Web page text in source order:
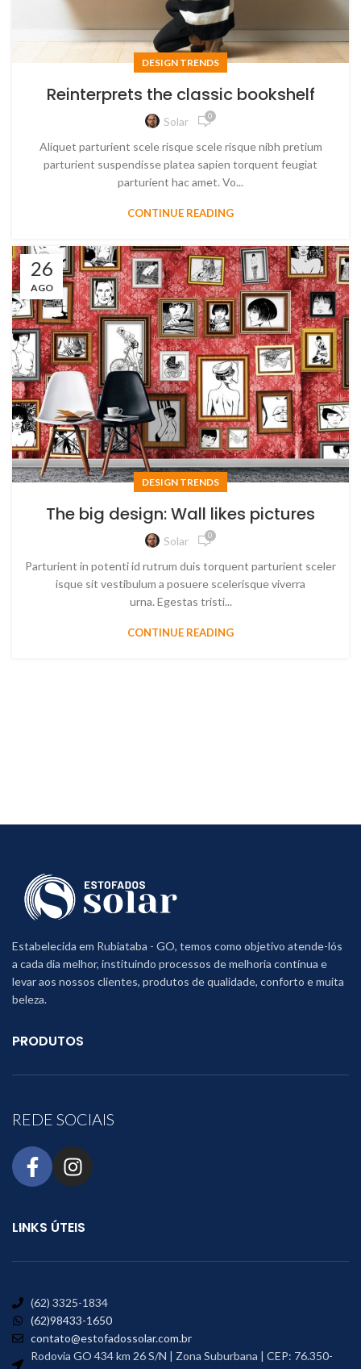
DESIGN TRENDS
Reinterprets the classic bookshelf
Solar 0
Aliquet parturient scele risque scele risque nibh pretium
parturient suspendisse platea sapien torquent feugiat
parturient hac amet. Vo...
CONTINUE READING
26
AGO
DESIGN TRENDS
The big design: Wall likes pictures
Solar 0
Parturient in potenti id rutrum duis torquent parturient sceler
isque sit vestibulum a posuere scelerisque viverra
urna. Egestas tristi...
CONTINUE READING
Estabelecida em Rubiataba - GO, temos como objetivo atende-lós
a cada dia melhor, instituindo processos de melhoria contínua e
levar aos nossos clientes, produtos de qualidade, conforto e muita
beleza.
PRODUTOS
REDE SOCIAIS
LINKS ÚTEIS
(62) 3325-1834
(62)98433-1650
contato@estofadossolar.com.br
Rodovia GO 434 km 26 S/N | Zona Suburbana | CEP: 76.350-